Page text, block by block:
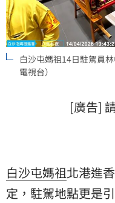
白沙屯媽祖14日駐駕員
電視台）
[廣告]
白沙屯媽祖北港進
定，駐駕地點更是